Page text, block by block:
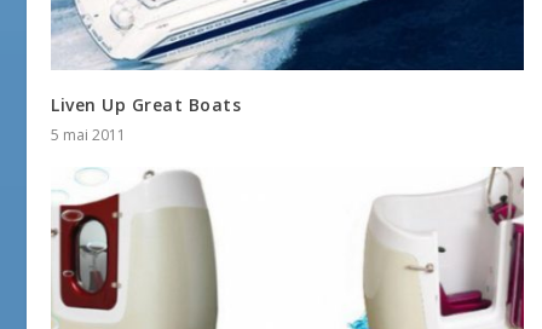
Liven Up Great Boats
5 mai 2011